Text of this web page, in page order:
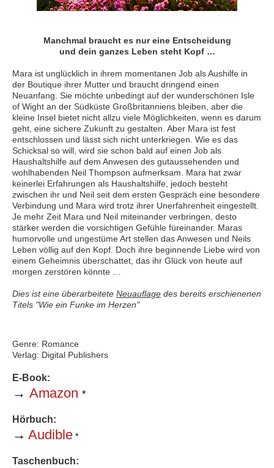
Manchmal braucht es nur eine Entscheidung
und dein ganzes Leben steht Kopf …
Mara ist unglücklich in ihrem momentanen Job als Aushilfe in
der Boutique ihrer Mutter und braucht dringend einen
Neuanfang. Sie möchte unbedingt auf der wunderschönen Isle
of Wight an der Südküste Großbritanniens bleiben, aber die
kleine Insel bietet nicht allzu viele Möglichkeiten, wenn es darum
geht, eine sichere Zukunft zu gestalten. Aber Mara ist fest
entschlossen und lässt sich nicht unterkriegen. Wie es das
Schicksal so will, wird sie schon bald auf einen Job als
Haushaltshilfe auf dem Anwesen des gutaussehenden und
wohlhabenden Neil Thompson aufmerksam. Mara hat zwar
keinerlei Erfahrungen als Haushaltshilfe, jedoch besteht
zwischen ihr und Neil seit dem ersten Gespräch eine besondere
Verbindung und Mara wird trotz ihrer Unerfahrenheit eingestellt.
Je mehr Zeit Mara und Neil miteinander verbringen, desto
stärker werden die vorsichtigen Gefühle füreinander. Maras
humorvolle und ungestüme Art stellen das Anwesen und Neils
Leben völlig auf den Kopf. Doch ihre beginnende Liebe wird von
einem Geheimnis überschattet, das ihr Glück von heute auf
morgen zerstören könnte …
Dies ist eine überarbeitete Neuauflage des bereits erschienenen
Titels "Wie ein Funke im Herzen"
Genre: Romance
Verlag: Digital Publishers
E-Book:
→ Amazon *
Hörbuch:
→ Audible *
Taschenbuch: